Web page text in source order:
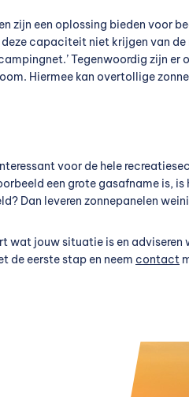
zijn een oplossing bieden voor
capaciteit niet krijgen van
Tegenwoordig zijn
Hiermee kan overtollige
voor de hele
een grote gasafname is,
Dan leveren zonnepanelen
wat jouw situatie is en
de eerste stap en neem contact